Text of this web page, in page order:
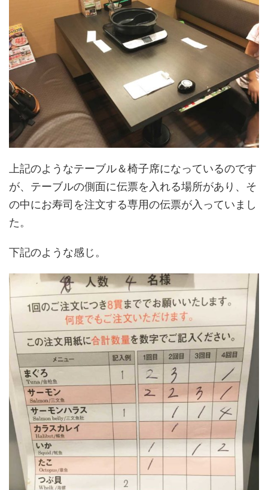
上記のようなテーブル＆椅子席になっているのです
が、テーブルの側面に伝票を入れる場所があり、そ
の中にお寿司を注文する専用の伝票が入っていまし
た。
下記のような感じ。